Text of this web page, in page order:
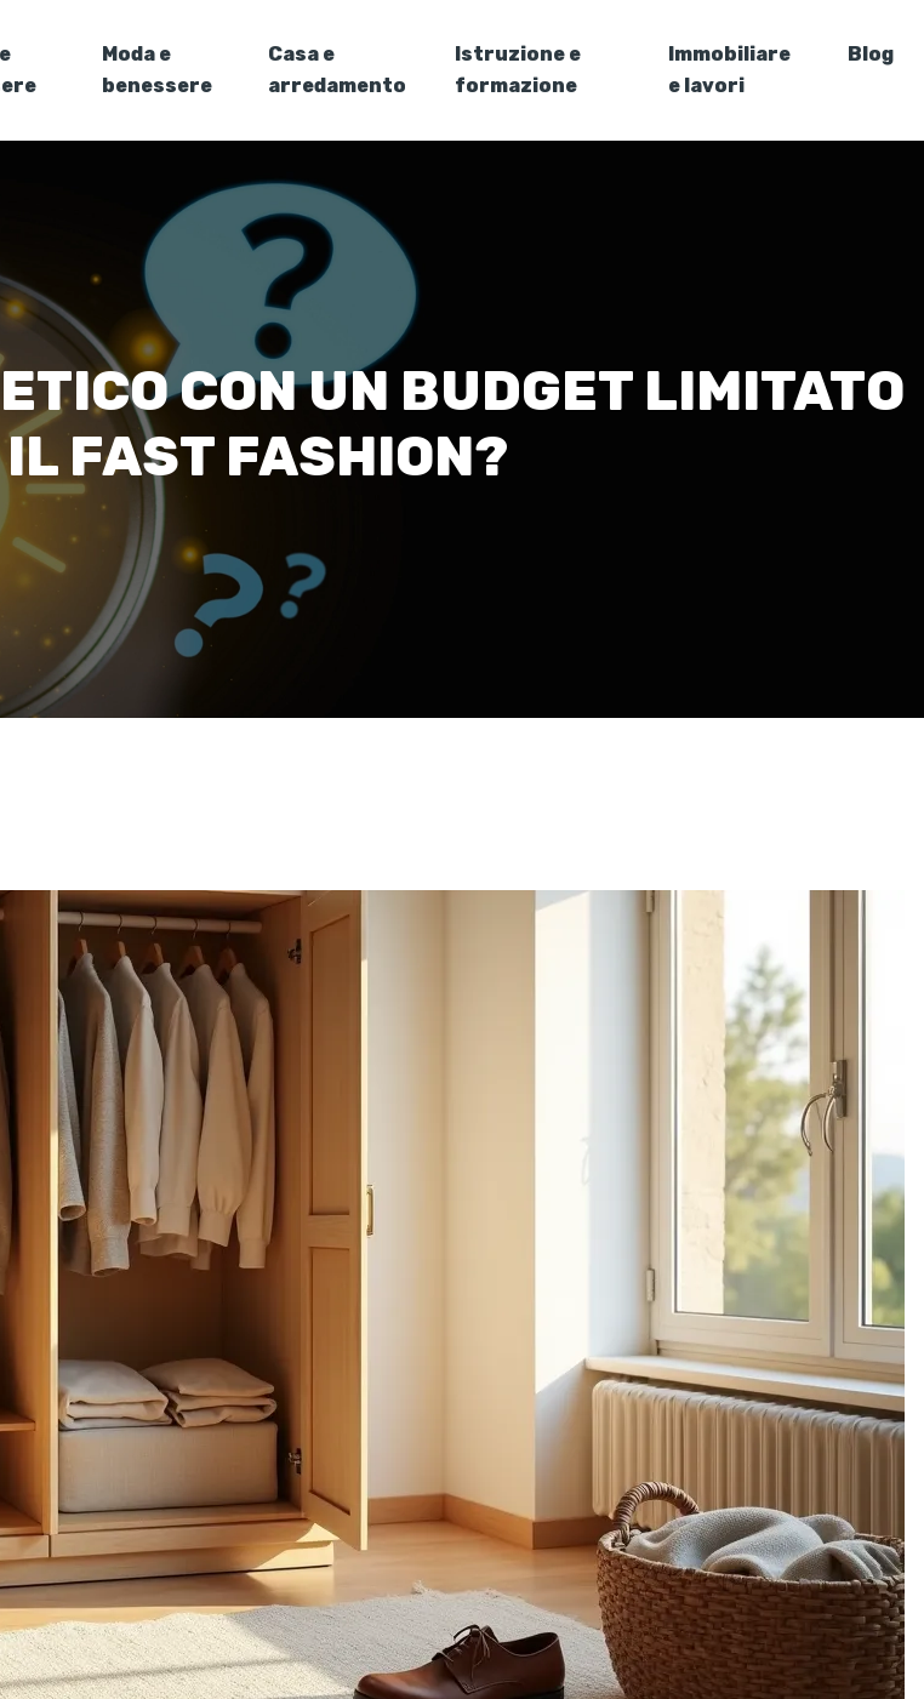
Moda e
benessere
Casa e
arredamento
Istruzione e
formazione
Immobiliare
e lavori
Blog
CON UN BUDGET LIMITATO
FAST FASHION?